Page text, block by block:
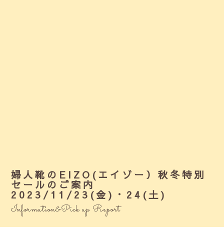
婦人靴のEIZO(エイゾー）秋冬特別
セールのご案内
2023/11/23(金)・24(土)
Information&Pick up Report